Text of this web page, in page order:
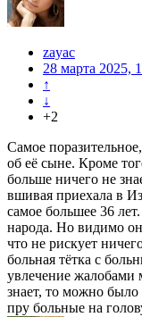
zayac
28 марта 2025,
↑
↓
+2
Самое
об её сыне. Кроме
больше ничего не
вшивая приехала в
самое большее 36
народа. Но видимо
что не рискует
больная тётка с
увлечение жалобами
знает, то можно
пру больные на